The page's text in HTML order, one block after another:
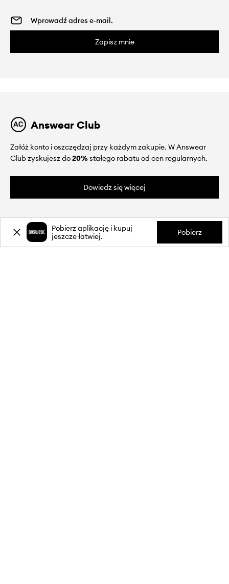
Zapisz mnie
Answear Club
Załóż konto i oszczędzaj przy każdym zakupie. W Answear
Club zyskujesz do20%stałego rabatu od cen regularnych.
Dowiedz się więcej
Pobierz aplikację i kupuj
jeszcze łatwiej.
Pobierz